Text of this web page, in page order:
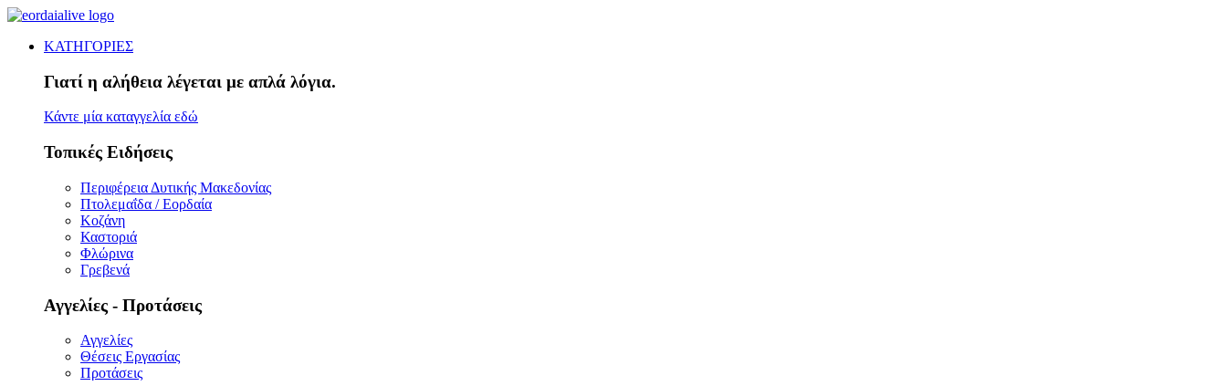
ΚΑΤΗΓΟΡΙΕΣ
Γιατί η αλήθεια λέγεται με απλά λόγια.
Κάντε μία καταγγελία εδώ
Τοπικές Ειδήσεις
Περιφέρεια Δυτικής Μακεδονίας
Πτολεμαΐδα / Εορδαία
Κοζάνη
Καστοριά
Φλώρινα
Γρεβενά
Αγγελίες - Προτάσεις
Αγγελίες
Θέσεις Εργασίας
Προτάσεις